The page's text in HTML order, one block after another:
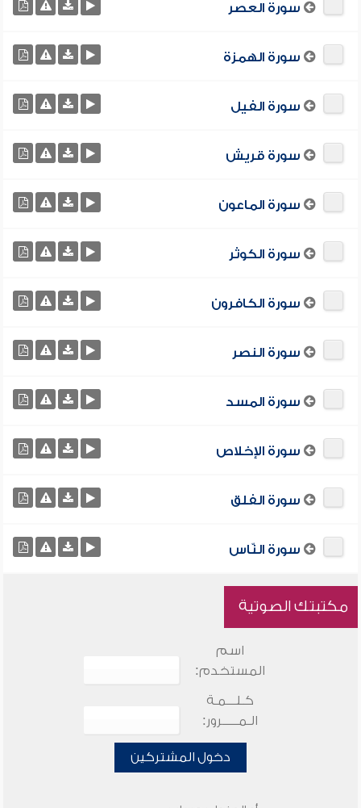
سورة العصر
سورة الهمزة
سورة الفيل
سورة قريش
سورة الماعون
سورة الكوثر
سورة الكافرون
سورة النصر
سورة المسد
سورة الإخلاص
سورة الفلق
سورة النّاس
مكتبتك الصوتية
اسم
المستخدم:
كـلـــمـة
الـمـــــرور:
دخول المشتركين